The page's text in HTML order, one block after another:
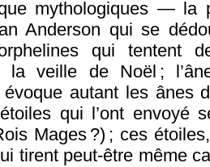
mythologiques — la
Anderson qui se
qui tentent
la veille de Noël ;
évoque autant les ânes
qui l’ont envoyé
Mages ?) ; ces
tirent peut-être même